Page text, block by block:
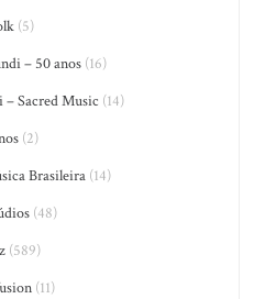
(5)
– 50 anos(16)
Sacred Music (14)
(2)
Brasileira(14)
(48)
(589)
(11)